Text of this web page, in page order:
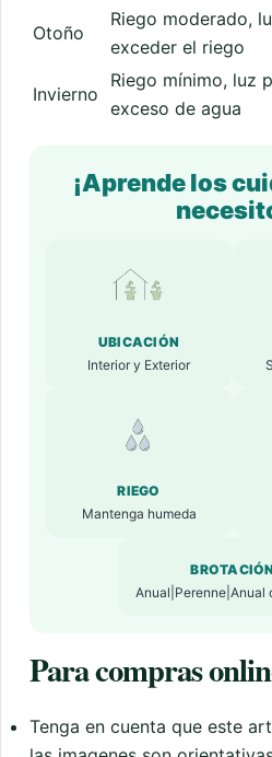
Otoño
Riego moderado,
exceder el riego
Invierno
Riego mínimo, luz
exceso de agua
¡Aprende los
UBICACIÓN
Interior y Exterior
RIEGO
Mantenga humeda
BROTACIÓN
Anual|Perenne|Anual
Para compras
Tenga en cuenta que este